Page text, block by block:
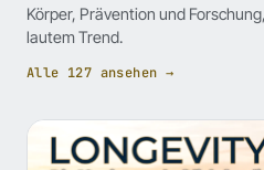
Körper, Prävention und
lautem Trend.
Alle 127 ansehen →